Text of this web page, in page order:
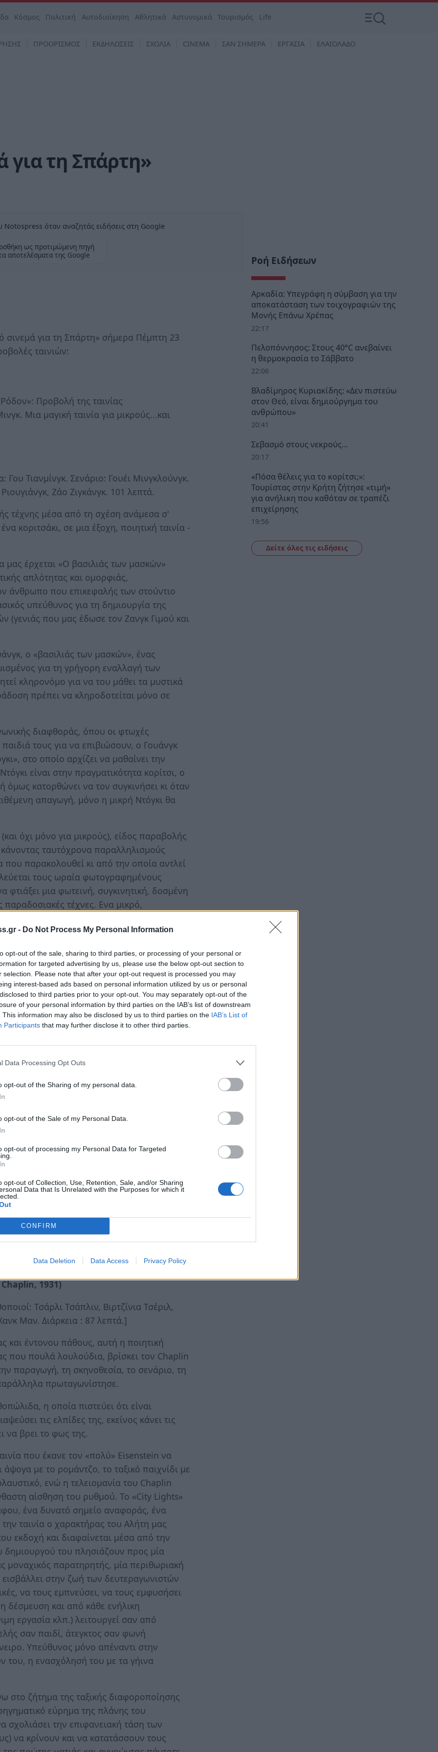
- Do Not Process My Personal Information
opt-out of the sale, sharing to third parties, or processing of your personal or
for targeted advertising by us, please use the below opt-out section to
selection. Please note that after your opt-out request is processed you may
interest-based ads based on personal information utilized by us or personal
to third parties prior to your opt-out. You may separately opt-out of the
of your personal information by third parties on the IAB’s list of downstream
This information may also be disclosed by us to third parties on the IAB’s List of
Participants that may further disclose it to other third parties.
Data Processing Opt Outs
opt-out of the Sharing of my personal data.
opt-out of the Sale of my Personal Data.
opt-out of processing my Personal Data for Targeted
opt-out of Collection, Use, Retention, Sale, and/or Sharing
Data that Is Unrelated with the Purposes for which it
CONFIRM
Data Deletion Data Access Privacy Policy
Κόσμος Πολιτική Αυτοδιοίκηση Αθλητικά Αστυνομικά Τουρισμός Life
ΠΡΟΟΡΙΣΜΟΣ ΕΚΔΗΛΩΣΕΙΣ ΣΧΟΛΙΑ CINEMA ΣΑΝ ΣΗΜΕΡΑ ΕΡΓΑΣΙΑ ΕΛΑΙΟΛΑΔΟ
για τη Σπάρτη»
όταν αναζητάς ειδήσεις στη Google
ως προτιμώμενη πηγή
αποτελέσματα της Google
σινεμά για τη Σπάρτη» σήμερα Πέμπτη 23
ταινιών:
Προβολή της ταινίας
Μια μαγική ταινία για μικρούς...και
Τιανμίνγκ. Σενάριο: Γουέι Μινγκλούνγκ.
Ζάο Ζιγκάνγκ. 101 λεπτά.
τέχνης μέσα από τη σχέση ανάμεσα σ'
κοριτσάκι, σε μια έξοχη, ποιητική ταινία -
έρχεται «Ο βασιλιάς των μασκών»
απλότητας και ομορφιάς,
άνθρωπο που επικεφαλής των στούντιο
υπεύθυνος για τη δημιουργία της
(γενιάς που μας έδωσε τον Ζανγκ Γιμού και
ο «βασιλιάς των μασκών», ένας
για τη γρήγορη εναλλαγή των
κληρονόμο για να του μάθει τα μυστικά
πρέπει να κληροδοτείται μόνο σε
διαφθοράς, όπου οι φτωχές
τους για να επιβιώσουν, ο Γουάνγκ
στο οποίο αρχίζει να μαθαίνει την
είναι στην πραγματικότητα κορίτσι, ο
όμως κατορθώνει να τον συγκινήσει κι όταν
απαγωγή, μόνο η μικρή Ντόγκι θα
όχι μόνο για μικρούς), είδος παραβολής
ταυτόχρονα παραλληλισμούς
παρακολουθεί κι από την οποία αντλεί
τους ωραία φωτογραφημένους
φτιάξει μια φωτεινή, συγκινητική, δοσμένη
παραδοσιακές τέχνες. Ενα μικρό,
μεγάλους θεατές από μια χώρα με
(archive.enet.gr) ]
Πινακοθήκη: Προβολή του
«Τα φώτα της πόλης», του Τσάρλι
με μουσική ο Κώστας Γιαξόγλου και οι
(Κοντραμπάσσο) - Σωτήρης
Καλαμάτας)
τα "Φώτα της Πόλης" του
προς την ταινία και την
έχουν γραμμένη μουσική επένδυση.
ο ίδιος, εμπλεκόταν άμεσα στην
και προσεκτικά διαλεγμένα να
της εποχής.
δεν είναι δοσμένο. Οι μουσικοί είναι
αντιδρούν ηχητικά στο οπτικό
ένα τραγούδι ή έναν ήχο!
1931)
Τσάρλι Τσάπλιν, Βιρτζίνια Τσέριλ,
Μαν. Διάρκεια : 87 λεπτά.]
και έντονου πάθους, αυτή η ποιητική
που πουλά λουλούδια, βρίσκει τον Chaplin
παραγωγή, τη σκηνοθεσία, το σενάριο, τη
πρωταγωνίστησε.
η οποία πιστεύει ότι είναι
τις ελπίδες της, εκείνος κάνει τις
να βρει το φως της.
που έκανε τον «πολύ» Eisenstein να
άψογα με το ρομάντζο, το ταξικό παιχνίδι με
ενώ η τελειομανία του Chaplin
αίσθηση του ρυθμού. Το «City Lights»
ένα δυνατό σημείο αναφοράς, ένα
ταινία ο χαρακτήρας του Αλήτη μας
εκδοχή και διαφαίνεται μέσα από την
δημιουργού του πλησιάζουν προς μία
μοναχικός παρατηρητής, μία περιθωριακή
στην ζωή των δευτεραγωνιστών
να τους εμπνεύσει, να τους εμφυσήσει
δέσμευση και από κάθε ενήλικη
εργασία κλπ.) λειτουργεί σαν από
σαν παιδί, άτεγκτος σαν φωνή
Υπεύθυνος μόνο απέναντι στην
του, η ενασχόλησή του με τα γήινα
ζήτημα της ταξικής διαφοροποίησης
εύρημα της πλάνης του
σχολιάσει την επιφανειακή τάση των
να κρίνουν και να κατατάσσουν τους
Ροή Ειδήσεων
Αρκαδία: Υπεγράφη η σύμβαση για την
αποκατάσταση των τοιχογραφιών της
Μονής Επάνω Χρέπας
22:17
Πελοπόννησος: Στους 40°C ανεβαίνει
η θερμοκρασία το Σάββατο
22:06
Βλαδίμηρος Κυριακίδης: «Δεν πιστεύω
στον Θεό, είναι δημιούργημα του
ανθρώπου»
20:41
Σεβασμό στους νεκρούς…
20:17
«Πόσα θέλεις για το κορίτσι;»:
Τουρίστας στην Κρήτη ζήτησε «τιμή»
για ανήλικη που καθόταν σε τραπέζι
επιχείρησης
19:56
Δείτε όλες τις ειδήσεις